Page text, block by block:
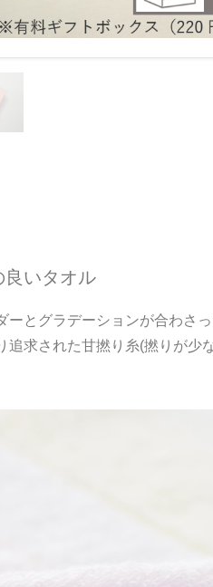
良いタオル
ーとグラデーションが合わさ
求された甘撚り糸(撚りが少